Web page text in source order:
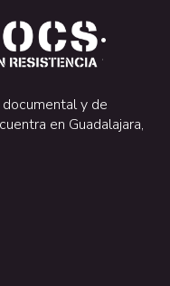
.
.
y de
en Guadalajara,